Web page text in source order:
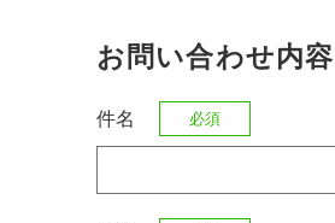
お問い合わせ内容
件名 必須